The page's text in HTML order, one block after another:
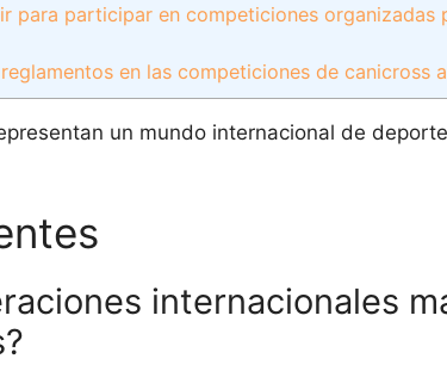
para participar en competiciones
en las competiciones de canicross
un mundo internacional de
internacionales